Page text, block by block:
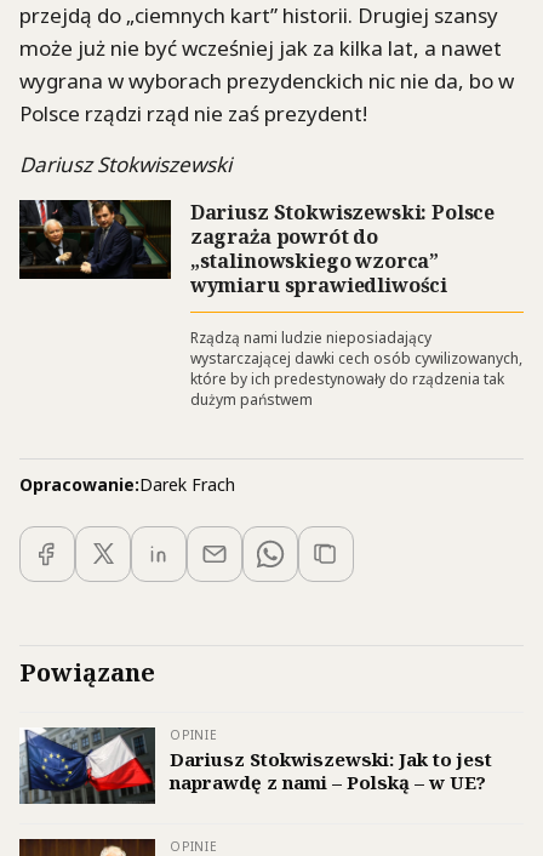
przejdą do „ciemnych kart” historii. Drugiej szansy
może już nie być wcześniej jak za kilka lat, a nawet
wygrana w wyborach prezydenckich nic nie da, bo w
Polsce rządzi rząd nie zaś prezydent!
Dariusz Stokwiszewski
Dariusz Stokwiszewski: Polsce
zagraża powrót do
„stalinowskiego wzorca”
wymiaru sprawiedliwości
Rządzą nami ludzie nieposiadający
wystarczającej dawki cech osób cywilizowanych,
które by ich predestynowały do rządzenia tak
dużym państwem
Opracowanie:Darek Frach
Powiązane
OPINIE
Dariusz Stokwiszewski: Jak to jest
naprawdę z nami – Polską – w UE?
OPINIE